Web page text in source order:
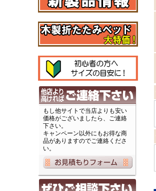
もし他サイトで当店よりも安い
価格がございましたら、ご連絡
下さい。
キャンペーン以外にもお得な商
品がありますのでご連絡くださ
い。